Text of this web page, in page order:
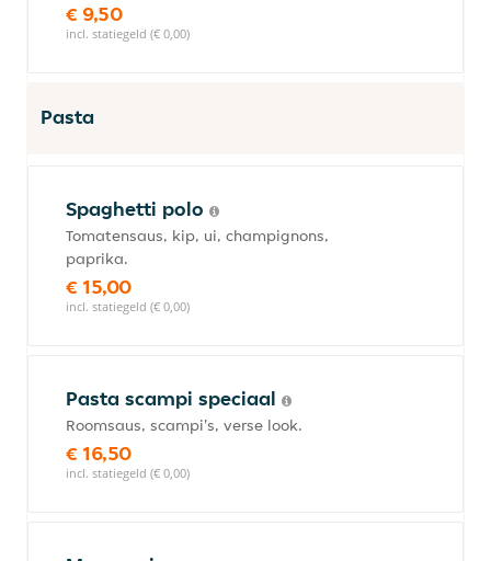
€ 9,50
incl. statiegeld (€ 0,00)
Pasta
Spaghetti polo
Tomatensaus, kip, ui, champignons,
paprika.
€ 15,00
incl. statiegeld (€ 0,00)
Pasta scampi speciaal
Roomsaus, scampi's, verse look.
€ 16,50
incl. statiegeld (€ 0,00)